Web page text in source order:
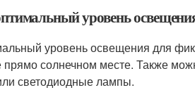
уровень
уровень освещения для
солнечном месте. Также
светодиодные лампы.